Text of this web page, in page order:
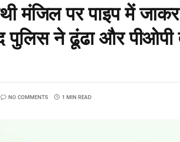
मंजिल पर पाइप में
ने ढूंढा और पीओपी
NO COMMENTS 1 MIN READ